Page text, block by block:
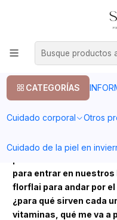
CATEGORÍAS
Cuidado corporal Otros
Cuidado de la piel en
20% en tu
PUBLICADO EL 26/6/2023
Vitaminas que nos
Post
Muchas veces leemos,
para entrar en
florflai para andar por
¿para qué sirven cada
vitaminas, qué me va a